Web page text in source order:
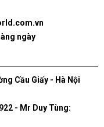
ngày
Cầu Giấy - Hà Nội
- Mr Duy Tùng: